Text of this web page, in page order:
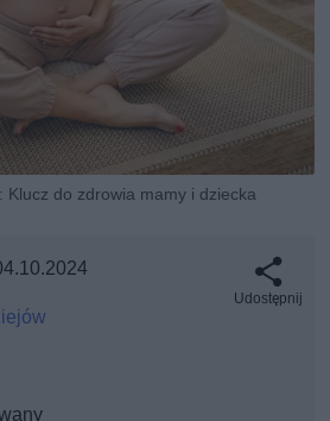
Klucz do zdrowia mamy i dziecka
Udostępnij